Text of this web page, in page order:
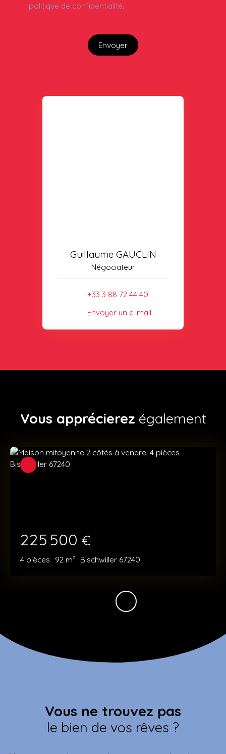
politique de confidentialité.
Envoyer
Guillaume GAUCLIN
Négociateur
+33 3 88 72 44 40
Envoyer un e-mail
Vous apprécierez également
225 500 €
4 pièces 92 m² Bischwiller 67240
Vous ne trouvez pas
le bien de vos rêves ?